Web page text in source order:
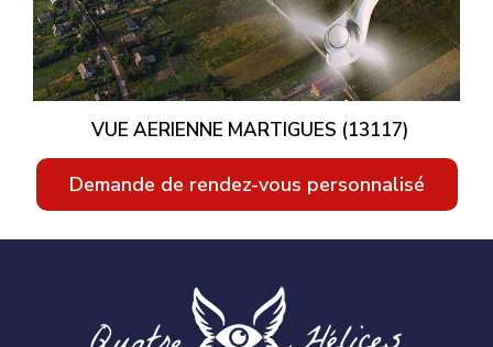
VUE AERIENNE MARTIGUES (13117)
Demande de rendez-vous personnalisé